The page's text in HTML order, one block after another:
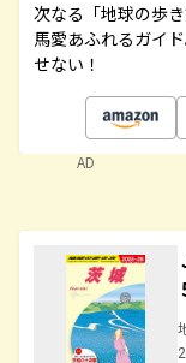
次なる「地球の歩
馬愛あふれるガイ
せない！
AD